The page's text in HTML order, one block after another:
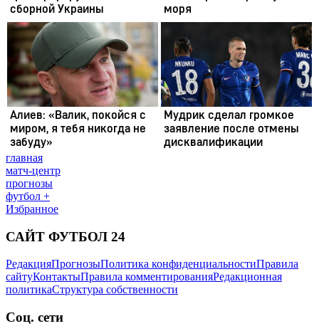
главная
матч-центр
прогнозы
футбол +
Избранное
САЙТ ФУТБОЛ 24
РедакцияПрогнозыПолитика конфиденциальностиПравила
сайтуКонтактыПравила комментированияРедакционная
политикаСтруктура собственности
Соц. сети